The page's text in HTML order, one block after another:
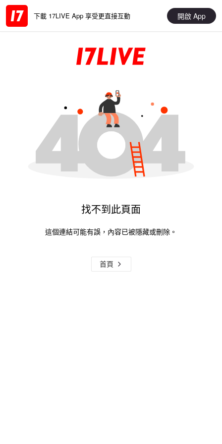
下載 17LIVE App 享受更直接互動 開啟 App
找不到此頁面
這個連結可能有誤，內容已被隱藏或刪除。
首頁